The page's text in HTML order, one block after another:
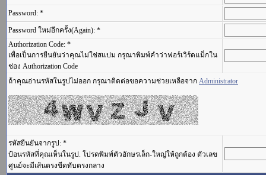
Password: *
Password ใหม่อีกครั้ง(Again): *
Authorization Code: *
เพื่อเป็นการยืนยันว่าคุณไม่ใช่สแปม กรุณาพิมพ์คำว่าฟอร์เวิร์ดแม็กใน
ช่อง Authorization Code
ถ้าคุณอ่านรหัสในรูปไม่ออก กรุณาติดต่อขอความช่วยเหลือจาก Administrator
รหัสยืนยันจากรูป: *
ป้อนรหัสที่คุณเห็นในรูป. โปรดพิมพ์ตัวอักษรเล็ก-ใหญ่ให้ถูกต้อง ตัวเลข
ศูนย์จะมีเส้นตรงขีดทับตรงกลาง